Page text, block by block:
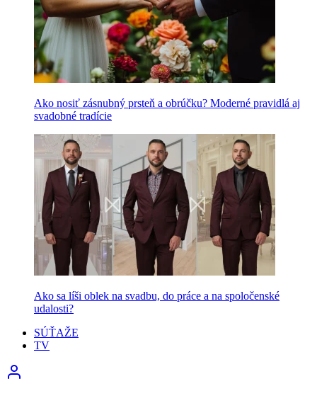
Ako nosiť zásnubný prsteň a obrúčku? Moderné pravidlá aj
svadobné tradície
Ako sa líši oblek na svadbu, do práce a na spoločenské
udalosti?
SÚŤAŽE
TV